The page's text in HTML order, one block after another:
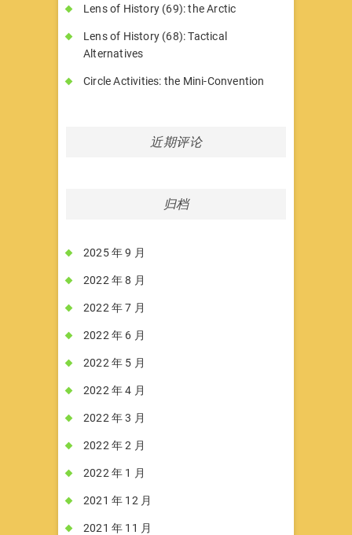
Lens of History (69): the Arctic
Lens of History (68): Tactical
Alternatives
Circle Activities: the Mini-Convention
近期评论
归档
2025 年 9 月
2022 年 8 月
2022 年 7 月
2022 年 6 月
2022 年 5 月
2022 年 4 月
2022 年 3 月
2022 年 2 月
2022 年 1 月
2021 年 12 月
2021 年 11 月